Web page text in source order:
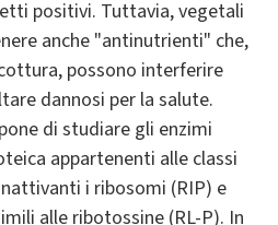
positivi. Tuttavia, vegetali
anche "antinutrienti" che,
possono interferire
dannosi per la salute.
di studiare gli enzimi
appartenenti alle classi
i ribosomi (RIP) e
alle ribotossine (RL-P). In